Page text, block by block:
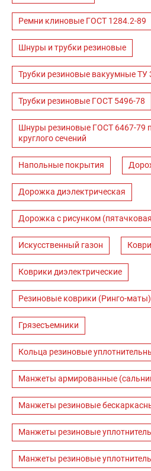
Ремни клиновые ГОСТ 1284.2-89
Шнуры и трубки резиновые
Трубки резиновые вакуумные ТУ
Трубки резиновые ГОСТ 5496-78
Шнуры резиновые ГОСТ 6467-79
круглого сечений
Напольные покрытия
Дорожка диэлектрическая
Дорожка с рисунком
Искусственный газон
Коврики диэлектрические
Резиновые коврики (Ринго-маты)
Грязесъемники
Кольца резиновые
Манжеты армированные
Манжеты резиновые
Манжеты резиновые
Манжеты резиновые